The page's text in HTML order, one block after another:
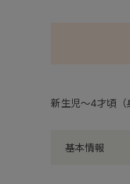
基本情報
新生児～4才頃（